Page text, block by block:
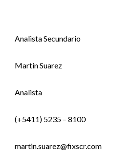
Analista Secundario
Martin Suarez
Analista
(+5411) 5235 – 8100
martin.suarez@fixscr.com